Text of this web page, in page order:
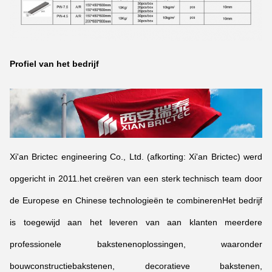
Profiel van het bedrijf
Xi'an Brictec engineering Co., Ltd. (afkorting: Xi'an Brictec) werd
opgericht in 2011.het creëren van een sterk technisch team door
de Europese en Chinese technologieën te combinerenHet bedrijf
is toegewijd aan het leveren van aan klanten meerdere
professionele bakstenenoplossingen, waaronder
bouwconstructiebakstenen, decoratieve bakstenen,